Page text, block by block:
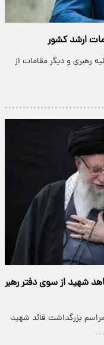
ارشد کشور
رهبری و دیگر مقامات از
شهید از سوی دفتر رهبر
بزرگداشت قائد شهید